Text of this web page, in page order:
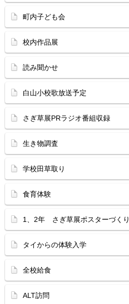
町内子ども会
校内作品展
読み聞かせ
白山小校歌放送予定
さぎ草展PRラジオ番組収録
生き物調査
学校田草取り
食育体験
1、2年 さぎ草展ポスターづくり
タイからの体験入学
全校給食
ALT訪問